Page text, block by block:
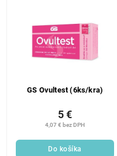
GS Ovultest (6ks/kra)
4,07 € bez DPH
5 €
Do košíka